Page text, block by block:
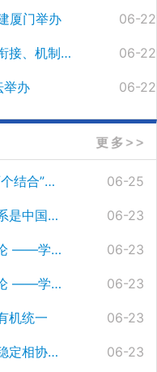
厦门举办 06-22
王洪祥：持续深化港澳与内地规则衔接、机制对接 06-22
举办 06-22
周叶中：习近平法治思想是坚持“两个结合”的典范 06-25
张文显：中国特色社会主义法治体系是中国法学自主知识体系的基石 06-23
体系化学理化研究阐释 | 法治保障论 ——学习习近平法治思想关于法治保障论述 06-23
体系化学理化研究阐释 | 法治监督论 ——学习习近平法治思想关于法治监督论述 06-23
机统一 06-23
莫纪宏：把握法治与改革、发展、稳定相协同的内在逻辑 06-23